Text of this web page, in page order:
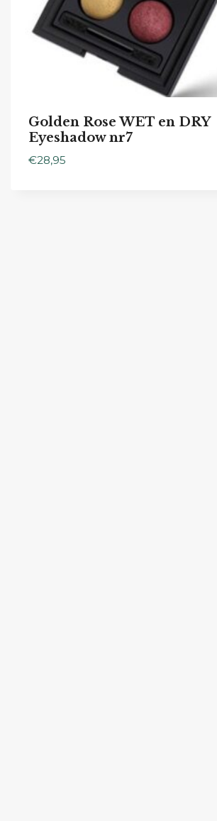
Golden Rose WET en DRY
Eyeshadow nr7
€28,95